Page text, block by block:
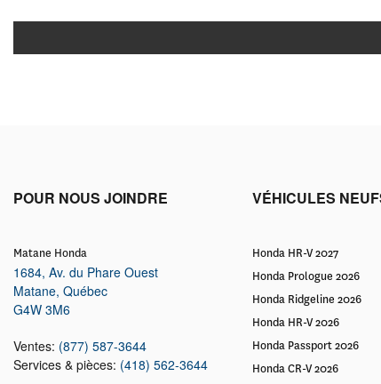
POUR NOUS JOINDRE
Matane Honda
1684, Av. du Phare Ouest
Matane, Québec
G4W 3M6
Ventes: (877) 587-3644
Services & pièces: (418) 562-3644
VÉHICULES
Honda HR-V 2027
Honda Prologue 2026
Honda Ridgeline 2026
Honda HR-V 2026
Honda Passport 2026
Honda CR-V 2026